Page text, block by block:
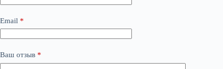
Email *
Ваш отзыв *